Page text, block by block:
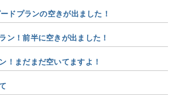
ドプランの空きが出ました！
ン！前半に空きが出ました！
！まだまだ空いてますよ！